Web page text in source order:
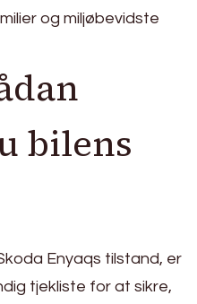
og miljøbevidste
bilens
Enyaqs tilstand, er
tjekliste for at sikre,